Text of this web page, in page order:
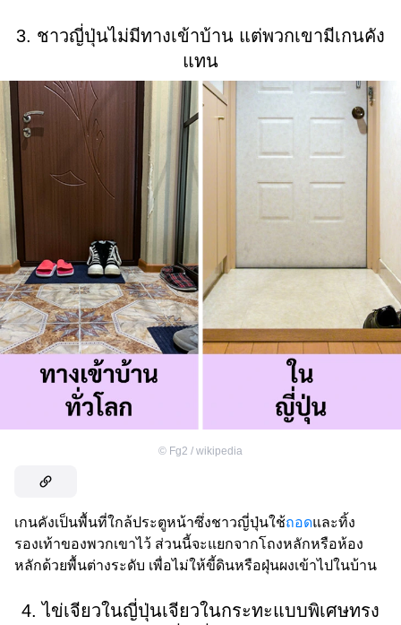
3. ชาวญี่ปุ่นไม่มีทางเข้าบ้าน แต่พวกเขามีเกนคัง
แทน
© Fg2 / wikipedia
เกนคังเป็นพื้นที่ใกล้ประตูหน้าซึ่งชาวญี่ปุ่นใช้ถอดและทิ้ง
รองเท้าของพวกเขาไว้ ส่วนนี้จะแยกจากโถงหลักหรือห้อง
หลักด้วยพื้นต่างระดับ เพื่อไม่ให้ขี้ดินหรือฝุ่นผงเข้าไปในบ้าน
4. ไข่เจียวในญี่ปุ่นเจียวในกระทะแบบพิเศษทรง